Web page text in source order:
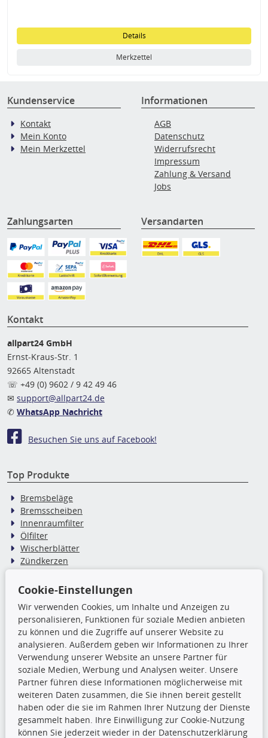
Details
Merkzettel
Kundenservice
Kontakt
Mein Konto
Mein Merkzettel
Informationen
AGB
Datenschutz
Widerrufsrecht
Impressum
Zahlung & Versand
Jobs
Zahlungsarten Versandarten
Kontakt
allpart24 GmbH
Ernst-Kraus-Str. 1
92665 Altenstadt
☏ +49 (0) 9602 / 9 42 49 46
✉ support@allpart24.de
✆ WhatsApp Nachricht
Besuchen Sie uns auf Facebook!
Top Produkte
Bremsbeläge
Bremsscheiben
Innenraumfilter
Ölfilter
Wischerblätter
Zündkerzen
TecDoc Inside
Die hier angezeigten Daten,
insbesondere die gesamte Datenbank,
dürfen nicht kopiert werden. Es ist zu
unterlassen, die Daten oder die gesamte Datenbank ohne
vorherige Zustimmung TecDocs zu vervielfältigen, zu
verbreiten und/oder diese Handlungen durch Dritte ausführen
zu lassen. Ein Zuwiderhandeln stellt eine
Urheberrechtsverletzung dar und wird verfolgt.
Cookie-Einstellungen
Wir verwenden Cookies, um Inhalte und Anzeigen zu
personalisieren, Funktionen für soziale Medien anbieten
zu können und die Zugriffe auf unserer Website zu
analysieren. Außerdem geben wir Informationen zu Ihrer
Verwendung unserer Website an unsere Partner für
soziale Medien, Werbung und Analysen weiter. Unsere
Partner führen diese Informationen möglicherweise mit
weiteren Daten zusammen, die Sie ihnen bereit gestellt
haben oder die sie im Rahmen Ihrer Nutzung der Dienste
gesammelt haben. Ihre Einwilligung zur Cookie-Nutzung
können Sie jederzeit wieder in der Datenschutzerklärung